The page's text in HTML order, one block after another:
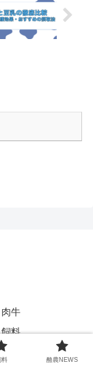
肉牛
飼料
料 酪農NEWS